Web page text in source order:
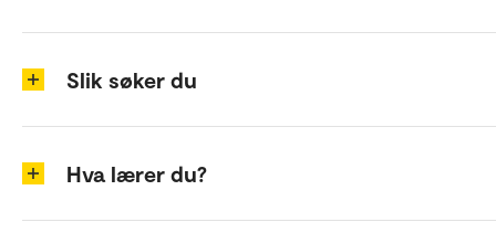
Slik søker du
Hva lærer du?